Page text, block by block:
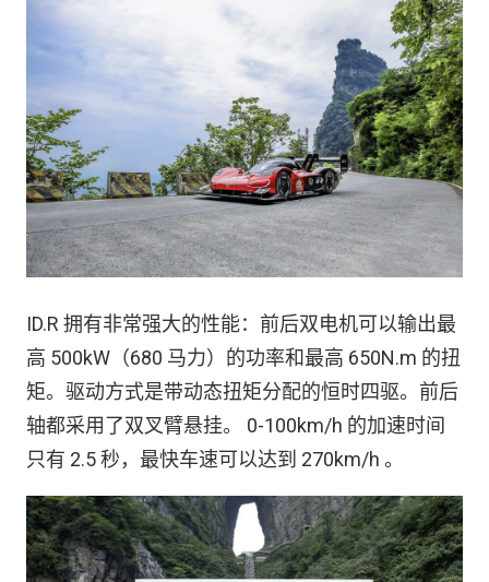
ID.R 拥有非常强大的性能：前后双电机可以输出最
高 500kW（680 马力）的功率和最高 650N.m 的扭
矩。驱动方式是带动态扭矩分配的恒时四驱。前后
轴都采用了双叉臂悬挂。 0-100km/h 的加速时间
只有 2.5 秒，最快车速可以达到 270km/h 。